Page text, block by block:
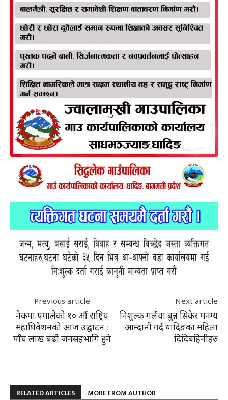
Previous article
नेकपा एमालेको १० औँ राष्ट्रिय
महाधिवेशनको आज उद्घाटन ;
पाँच लाख बढी जनसहभागि हुने
Next article
निशुल्क गलैंचा बुन्न सिकेर मनग्य
आम्दानी गर्दै धादिङका महिला
दिदिबहिनीहरु
RELATED ARTICLES MORE FROM AUTHOR